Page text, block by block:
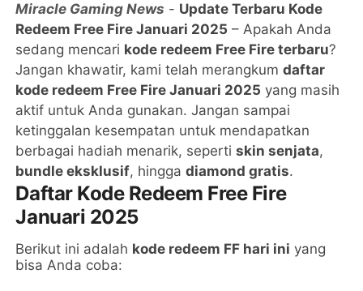
Miracle Gaming News - Update Terbaru Kode
Redeem Free Fire Januari 2025 – Apakah Anda
sedang mencari kode redeem Free Fire terbaru?
Jangan khawatir, kami telah merangkumdaftar
kode redeem Free Fire Januari 2025 yang masih
aktif untuk Anda gunakan. Jangan sampai
ketinggalan kesempatan untuk mendapatkan
berbagai hadiah menarik, sepertiskin senjata,
bundle eksklusif, hinggadiamond gratis.
Daftar Kode Redeem Free Fire
Januari 2025
Berikut ini adalah kode redeem FF hari ini yang
bisa Anda coba: